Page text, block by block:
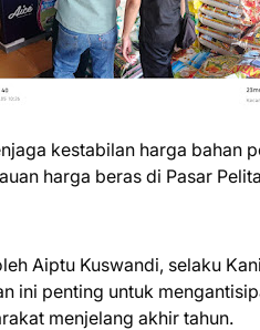
kestabilan harga bahan
harga beras di Pasar
Aiptu Kuswandi, selaku
ini penting untuk
menjelang akhir tahun.